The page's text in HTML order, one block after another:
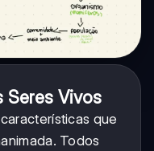
Seres Vivos
que
Todos